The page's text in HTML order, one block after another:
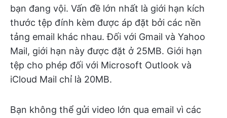
bạn đang vội. Vấn đề lớn nhất là giới hạn kích
thước tệp đính kèm được áp đặt bởi các nền
tảng email khác nhau. Đối với Gmail và Yahoo
Mail, giới hạn này được đặt ở 25MB. Giới hạn
tệp cho phép đối với Microsoft Outlook và
iCloud Mail chỉ là 20MB.
Bạn không thể gửi video lớn qua email vì các